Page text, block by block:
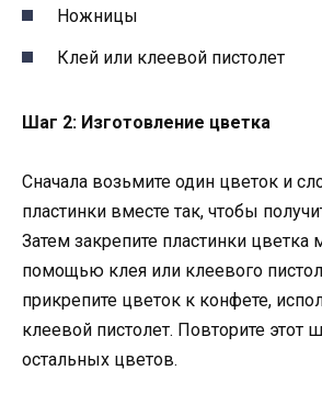
Ножницы
Клей или клеевой пистолет
Шаг 2: Изготовление цветка
Сначала возьмите один цветок и
пластинки вместе так, чтобы
Затем закрепите пластинки цветка
помощью клея или клеевого
прикрепите цветок к конфете,
клеевой пистолет. Повторите этот
остальных цветов.